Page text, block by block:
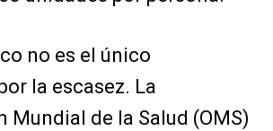
no es el único
la escasez. La
Mundial de la Salud (OMS)